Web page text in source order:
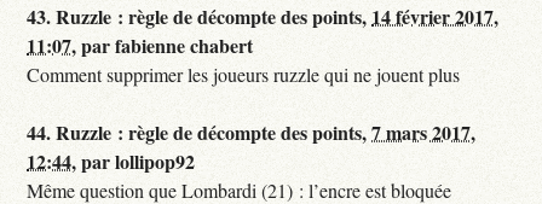
43.Ruzzle : règle de décompte des points, 14 février 2017,
11:07,parfabienne chabert
Comment supprimer les joueurs ruzzle qui ne jouent plus
44.Ruzzle : règle de décompte des points,7 mars 2017,
12:44,parlollipop92
Même question que Lombardi (21) : l’encre est bloquée